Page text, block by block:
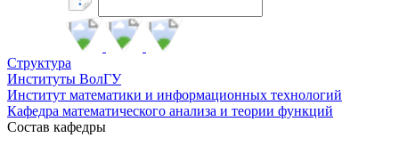
Структура
Институты ВолГУ
Институт математики и информационных технологий
Кафедра математического анализа и теории функций
Состав кафедры